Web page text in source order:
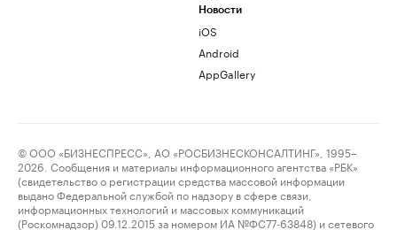
Новости
iOS
Android
AppGallery
© ООО «БИЗНЕСПРЕСС», АО «РОСБИЗНЕСКОНСАЛТИНГ», 1995–
2026. Сообщения и материалы информационного агентства «РБК»
(свидетельство о регистрации средства массовой информации
выдано Федеральной службой по надзору в сфере связи,
информационных технологий и массовых коммуникаций
(Роскомнадзор) 09.12.2015 за номером ИА №ФС77-63848) и сетевого